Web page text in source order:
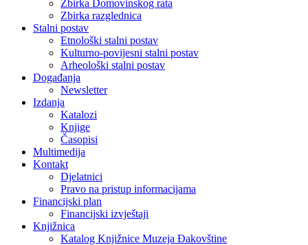
Zbirka Domovinskog rata
Zbirka razglednica
Stalni postav
Etnološki stalni postav
Kulturno-povijesni stalni postav
Arheološki stalni postav
Događanja
Newsletter
Izdanja
Katalozi
Knjige
Časopisi
Multimedija
Kontakt
Djelatnici
Pravo na pristup informacijama
Financijski plan
Financijski izvještaji
Knjižnica
Katalog Knjižnice Muzeja Đakovštine